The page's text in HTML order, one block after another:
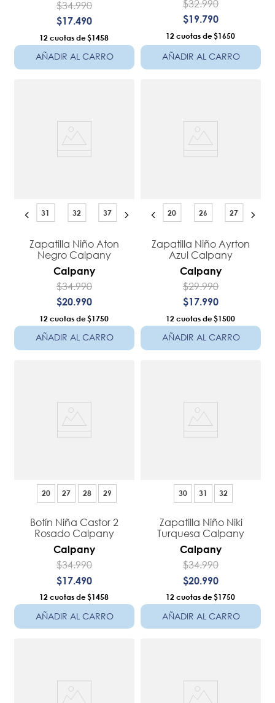
$34.990
$17.490
12 $1458
AÑADIR AL CARRO
$32.990
$19.790
12 $1650
AÑADIR AL CARRO
31 32 37
Zapatilla Niño Aton
Negro Calpany
Calpany
$34.990
$20.990
12 $1750
AÑADIR AL CARRO
20 26 27
Zapatilla Niño Ayrton
Azul Calpany
Calpany
$29.990
$17.990
12 $1500
AÑADIR AL CARRO
20 27 28 29
Botín Niña Castor 2
Rosado Calpany
Calpany
$34.990
$17.490
12 $1458
AÑADIR AL CARRO
30 31 32
Zapatilla Niño Niki
Turquesa Calpany
Calpany
$34.990
$20.990
12 $1750
AÑADIR AL CARRO